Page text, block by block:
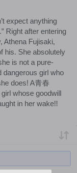
expect anything
Right after entering
Athena Fujisaki,
his. She absolutely
is not a pure-
dangerous girl who
does! A青春
whose goodwill
in her wake!!